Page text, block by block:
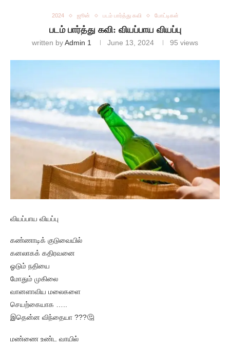
2024 ஜூன் படம் பார்த்து கவி போட்டிகள்
படம் பார்த்து கவி: வியப்பாய வியப்பு
written byAdmin 1 June 13, 2024 95 views
வியப்பாய வியப்பு
கண்ணாடிக் குடுவையில்
கனலாகக் கதிரவனை
ஓடும் நதியை
மோதும் முகிலை
வானளாவிய மலைகளை
செயற்கையாக …..
இதென்ன விந்தையா ???🤔
மண்ணை உண்ட வாயில்